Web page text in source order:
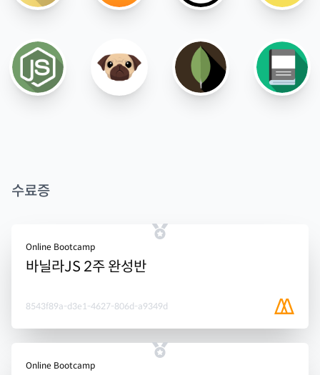
수료증
Online Bootcamp
바닐라JS 2주 완성반
8543f89a-d3e1-4627-806d-a9349d
Online Bootcamp